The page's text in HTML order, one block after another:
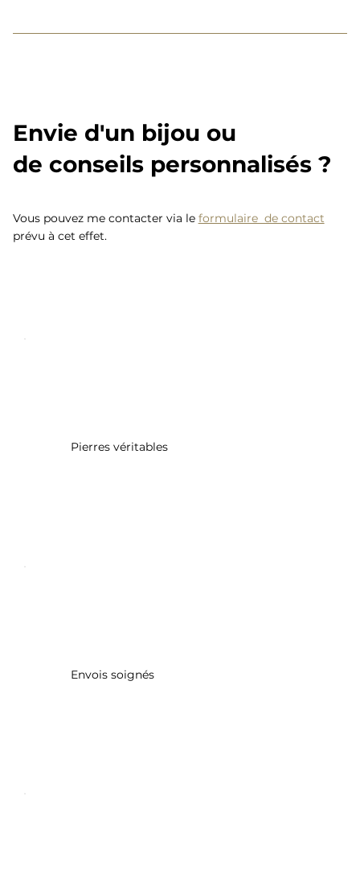
Envie d'un bijou ou
de conseils personnalisés ?
Vous pouvez me contacter via le formulaire de contact
prévu à cet effet.
Pierres véritables
Envois soignés